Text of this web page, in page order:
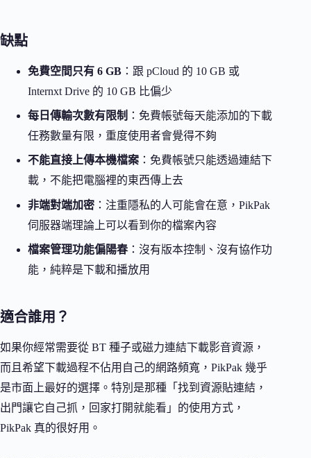
缺點
免費空間只有 6 GB ：跟 pCloud 的 10 GB 或
Internxt Drive 的 10 GB 比偏少
每日傳輸次數有限制 ：免費帳號每天能添加的下載
任務數量有限，重度使用者會覺得不夠
不能直接上傳本機檔案 ：免費帳號只能透過連結下
載，不能把電腦裡的東西傳上去
非端對端加密 ：注重隱私的人可能會在意，PikPak
伺服器端理論上可以看到你的檔案內容
檔案管理功能偏陽春：沒有版本控制、沒有協作功
能，純粹是下載和播放用
適合誰用？
如果你經常需要從 BT 種子或磁力連結下載影音資源，
而且希望下載過程不佔用自己的網路頻寬，PikPak 幾乎
是市面上最好的選擇。特別是那種「找到資源貼連結，
出門讓它自己抓，回家打開就能看」的使用方式，
PikPak 真的很好用。